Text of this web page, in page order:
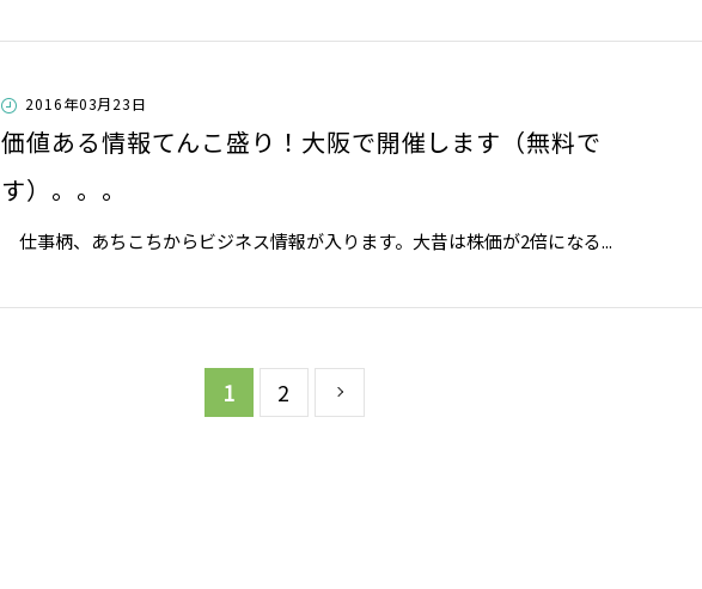
2016年03月23日
価値ある情報てんこ盛り！大阪で開催します（無料で
す）。。。
仕事柄、あちこちからビジネス情報が入ります。大昔は株価が2倍になる...
1 2